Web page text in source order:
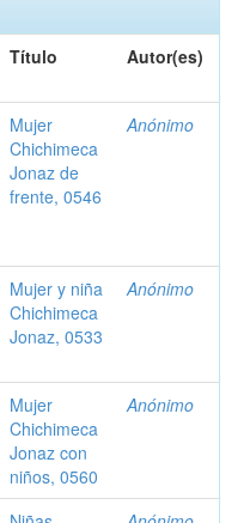
Título Autor(es)
Mujer
Chichimeca
Jonaz de
frente, 0546
Anónimo
Mujer y niña
Chichimeca
Jonaz, 0533
Anónimo
Mujer
Chichimeca
Jonaz con
niños, 0560
Anónimo